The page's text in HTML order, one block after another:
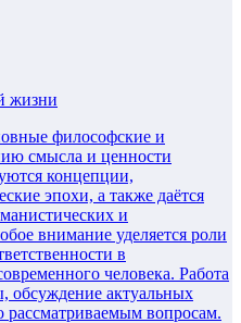
жизни
философские и
смысла и ценности
концепции,
эпохи, а также даётся
и
внимание уделяется роли
в
человека. Работа
обсуждение актуальных
вопросам.